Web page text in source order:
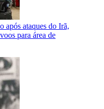
após ataques do Irã,
para área de